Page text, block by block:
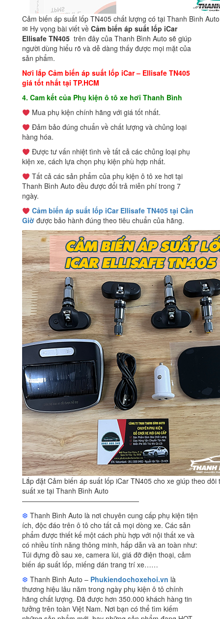
Cảm biến áp suất lốp TN405 chất lượng có tại Thanh Bình Auto
✉ Hy vọng bài viết về Cảm biến áp suất lốp iCar
Ellisafe TN405 trên đây của Thanh Bình Auto sẽ giúp
người dùng hiểu rõ và dễ dàng thấy được mọi mặt của
sản phẩm.
Nơi lắp Cảm biến áp suất lốp iCar– Ellisafe TN405
giá tốt nhất tại TP.HCM
4. Cam kết của Phụ kiện ô tô xe hơi Thanh Bình
Mua phụ kiện chính hãng với giá tốt nhất.
Đảm bảo đúng chuẩn về chất lượng và chủng loại
hàng hóa.
Được tư vấn nhiệt tình về tất cả các chủng loại phụ
kiện xe, cách lựa chọn phụ kiện phù hợp nhất.
Tất cả các sản phẩm của phụ kiện ô tô xe hơi tại
Thanh Bình Auto đều được đổi trả miễn phí trong 7
ngày.
Cảm biến áp suất lốp iCar Ellisafe TN405 tại Cần
Giờ được bảo hành đúng theo tiêu chuẩn của hãng.
Lắp đặt Cảm biến áp suất lốp iCar TN405 cho xe giúp theo dõi
suất xe tại Thanh Bình Auto
—————————————————
❆ Thanh Bình Auto là nơi chuyên cung cấp phụ kiện tiện
ích, độc đáo trên ô tô cho tất cả mọi dòng xe. Các sản
phẩm được thiết kế một cách phù hợp với nội thất xe và
có nhiều tính năng thông minh, hấp dẫn và an toàn như:
Túi đựng đồ sau xe, camera lùi, giá đỡ điện thoại, cảm
biến áp suất lốp, miếng dán trang trí xe……
❆ Thanh Bình Auto – Phukiendochoxehoi.vn là
thương hiệu lâu năm trong ngày phụ kiện ô tô chính
hãng chất lượng. Đã được hơn 350.000 khách hàng tin
tưởng trên toàn Việt Nam. Nơi bạn có thể tìm kiếm